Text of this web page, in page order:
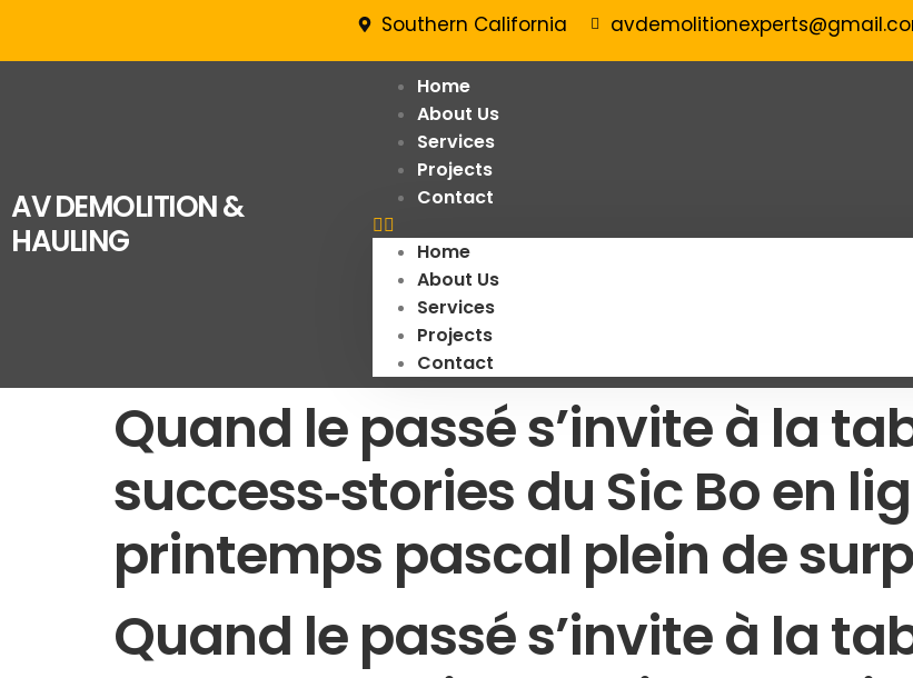
Southern California
AV DEMOLITION &
HAULING
Home
About Us
Services
Projects
Contact
Home
About Us
Services
Projects
Contact
Quand le passé s’invite à la
success‑stories du Sic Bo en
printemps pascal plein de
Quand le passé s’invite à la